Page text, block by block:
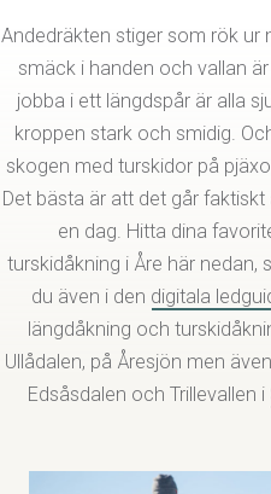
Andedräkten stiger som rök ur
smäck i handen och vallan
jobba i ett längdspår är alla
kroppen stark och smidig.
skogen med turskidor på
Det bästa är att det går
en dag. Hitta dina
turskidåkning i Åre här nedan,
du även i den digitala
längdåkning och
Ullådalen, på Åresjön men
Edsåsdalen och Trillevallen i